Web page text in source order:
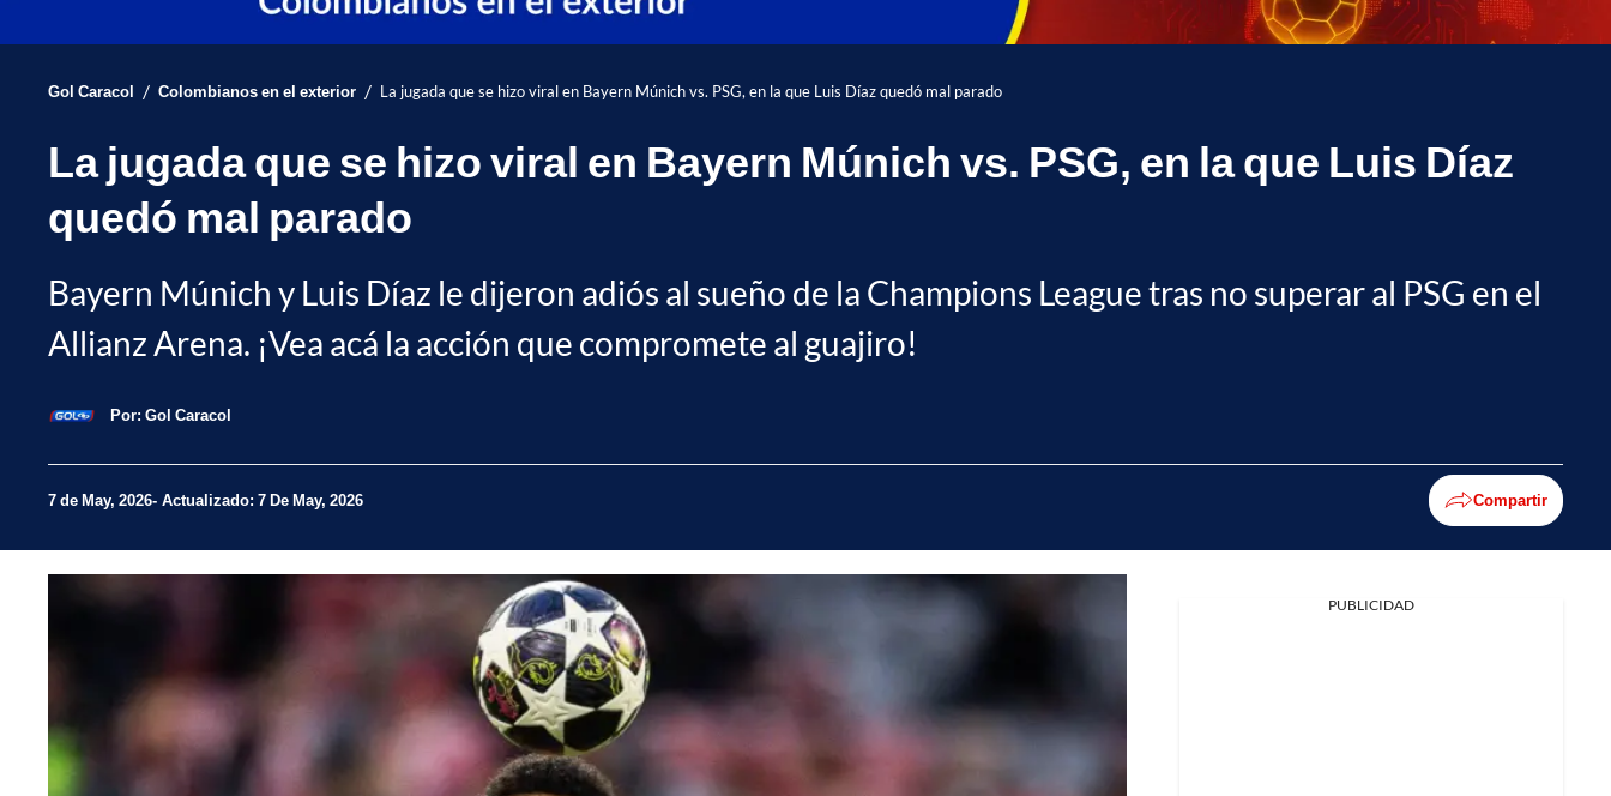
Gol Caracol / Colombianos en el exterior / La jugada que se hizo viral en Bayern Múnich vs. PSG, en la que Luis Díaz quedó mal parado
La jugada que se hizo viral en Bayern Múnich vs. PSG, en la que Luis Díaz
quedó mal parado
Bayern Múnich y Luis Díaz le dijeron adiós al sueño de la Champions League tras no superar al PSG en el
Allianz Arena. ¡Vea acá la acción que compromete al guajiro!
Por: Gol Caracol
7 de May, 2026 Actualizado: 7 De May, 2026 Compartir
PUBLICIDAD